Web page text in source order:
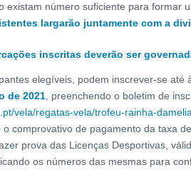
existam número suficiente para formar
largarão juntamente com a
inscritas deverão ser
elegíveis, podem inscrever-se até
de 2021 , preenchendo o boletim de
vela/regatas-vela/trofeu-rainha-
o comprovativo de pagamento da taxa
prova das Licenças Desportivas,
os números das mesmas para